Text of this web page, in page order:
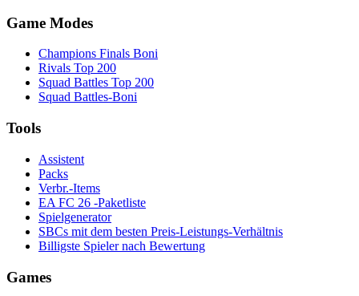
Game Modes
Champions Finals Boni
Rivals Top 200
Squad Battles Top 200
Squad Battles-Boni
Tools
Assistent
Packs
Verbr.-Items
EA FC 26 -Paketliste
Spielgenerator
SBCs mit dem besten Preis-Leistungs-Verhältnis
Billigste Spieler nach Bewertung
Games